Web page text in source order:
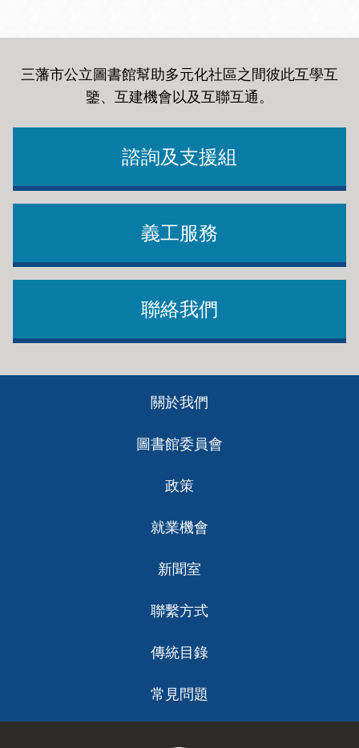
三藩市公立圖書館幫助多元化社區之間彼此互學互
鑒、互建機會以及互聯互通。
諮詢及支援組
義工服務
聯絡我們
關於我們
圖書館委員會
政策
就業機會
新聞室
聯繫方式
傳統目錄
常見問題